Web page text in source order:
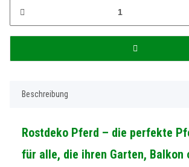
Beschreibung
Rostdeko Pferd – die perfekte
für alle, die ihren Garten, Balkon